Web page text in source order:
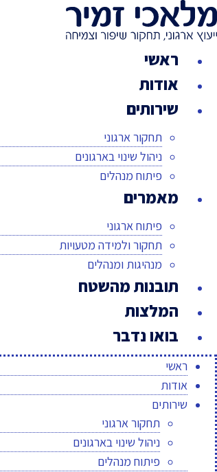
דלג
לתוכן
ראשי
אודות
שירותים
תחקור ארגוני
ניהול שינוי בארגונים
פיתוח מנהלים
מאמרים
פיתוח ארגוני
תחקור ולמידה מטעויות
מנהיגות ומנהלים
תובנות מהשטח
המלצות
בואו נדבר
ראשי
אודות
שירותים
תחקור ארגוני
ניהול שינוי בארגונים
פיתוח מנהלים